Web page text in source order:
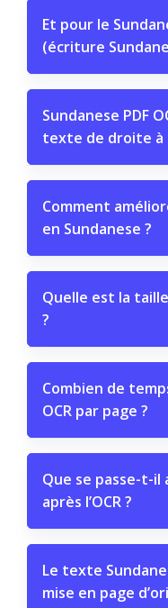
Et pour le
(écriture
Sundanese PDF
texte de droite à
Comment
en Sundanese ?
Quelle est la
?
Combien de
OCR par page ?
Que se passe-t-il
après l’OCR ?
Le texte
mise en page